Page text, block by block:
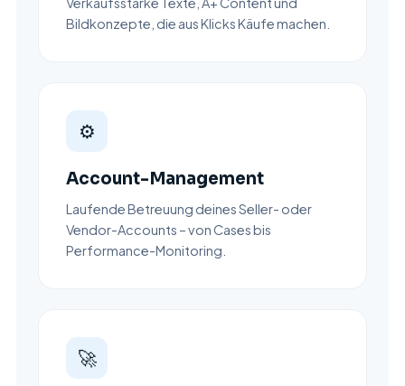
Bildkonzepte, die aus Klicks Käufe machen.
⚙️
Account-Management
Laufende Betreuung deines Seller- oder
Vendor-Accounts – von Cases bis
Performance-Monitoring.
🚀